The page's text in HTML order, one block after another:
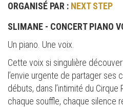
ORGANISÉ PAR : NEXT STEP
SLIMANE - CONCERT PIANO
Un piano. Une voix.
Cette voix si singulière
l’envie urgente de partager ses
débuts, dans l’intimité du Cirque
chaque souffle, chaque silence